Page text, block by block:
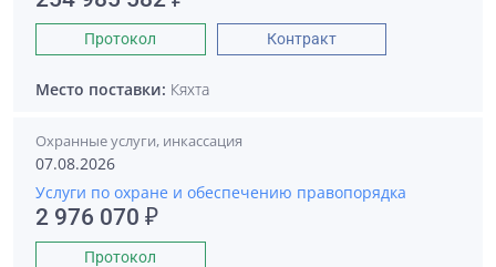
Протокол Контракт
Место поставки: Кяхта
Охранные услуги, инкассация
07.08.2026
Услуги по охране и обеспечению правопорядка
2 976 070 ₽
Протокол